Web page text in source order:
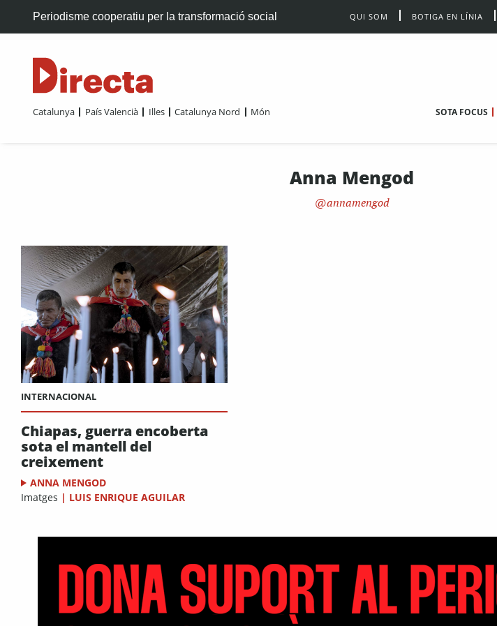
Periodisme cooperatiu per la transformació social QUI SOM BOTIGA EN LÍNIA
Catalunya País Valencià Illes Catalunya Nord Món SOTA FOCUS
Anna Mengod
annamengod
INTERNACIONAL
Chiapas, guerra encoberta
sota el mantell del
creixement
ANNA MENGOD
Imatges | LUIS ENRIQUE AGUILAR